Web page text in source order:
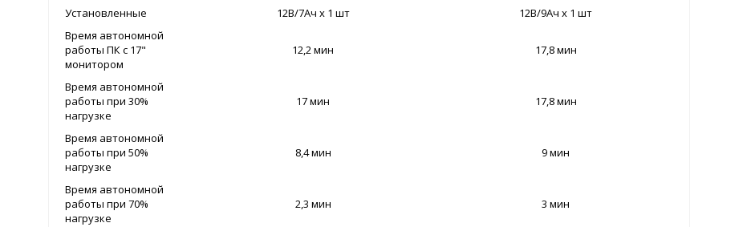
Установленные
12В/7Ач х 1 шт
12В/9Ач х 1 шт
Время автономной
работы ПК с 17"
монитором
12,2 мин 17,8 мин
Время автономной
работы при 30%
нагрузке
17 мин 17,8 мин
Время автономной
работы при 50%
нагрузке
8,4 мин 9 мин
Время автономной
работы при 70%
нагрузке
2,3 мин 3 мин